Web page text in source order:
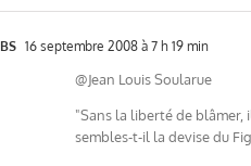
BS 16 septembre 2008 à 7 h 19 min
@Jean Louis Soularue
"Sans la liberté de blâmer,
sembles-t-il la devise du